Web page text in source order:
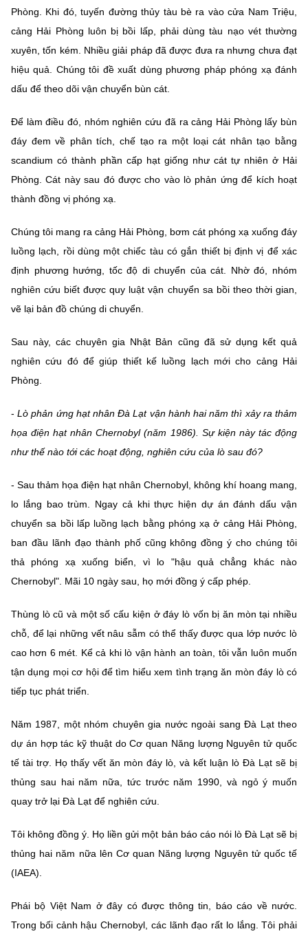
Phòng. Khi đó, tuyến đường thủy tàu bè ra vào cửa Nam Triệu,
cảng Hải Phòng luôn bị bồi lấp, phải dùng tàu nạo vét thường
xuyên, tốn kém. Nhiều giải pháp đã được đưa ra nhưng chưa đạt
hiệu quả. Chúng tôi đề xuất dùng phương pháp phóng xạ đánh
dấu để theo dõi vận chuyển bùn cát.
Để làm điều đó, nhóm nghiên cứu đã ra cảng Hải Phòng lấy bùn
đáy đem về phân tích, chế tạo ra một loại cát nhân tạo bằng
scandium có thành phần cấp hạt giống như cát tự nhiên ở Hải
Phòng. Cát này sau đó được cho vào lò phản ứng để kích hoạt
thành đồng vị phóng xạ.
Chúng tôi mang ra cảng Hải Phòng, bơm cát phóng xạ xuống đáy
luồng lạch, rồi dùng một chiếc tàu có gắn thiết bị định vị để xác
định phương hướng, tốc độ di chuyển của cát. Nhờ đó, nhóm
nghiên cứu biết được quy luật vận chuyển sa bồi theo thời gian,
vẽ lại bản đồ chúng di chuyển.
Sau này, các chuyên gia Nhật Bản cũng đã sử dụng kết quả
nghiên cứu đó để giúp thiết kế luồng lạch mới cho cảng Hải
Phòng.
- Lò phản ứng hạt nhân Đà Lạt vận hành hai năm thì xảy ra thảm
họa điện hạt nhân Chernobyl (năm 1986). Sự kiện này tác động
như thế nào tới các hoạt động, nghiên cứu của lò sau đó?
- Sau thảm họa điện hạt nhân Chernobyl, không khí hoang mang,
lo lắng bao trùm. Ngay cả khi thực hiện dự án đánh dấu vận
chuyển sa bồi lấp luồng lạch bằng phóng xạ ở cảng Hải Phòng,
ban đầu lãnh đạo thành phố cũng không đồng ý cho chúng tôi
thả phóng xạ xuống biển, vì lo "hậu quả chẳng khác nào
Chernobyl". Mãi 10 ngày sau, họ mới đồng ý cấp phép.
Thùng lò cũ và một số cấu kiện ở đáy lò vốn bị ăn mòn tại nhiều
chỗ, để lại những vết nâu sẫm có thể thấy được qua lớp nước lò
cao hơn 6 mét. Kể cả khi lò vận hành an toàn, tôi vẫn luôn muốn
tận dụng mọi cơ hội để tìm hiểu xem tình trạng ăn mòn đáy lò có
tiếp tục phát triển.
Năm 1987, một nhóm chuyên gia nước ngoài sang Đà Lạt theo
dự án hợp tác kỹ thuật do Cơ quan Năng lượng Nguyên tử quốc
tế tài trợ. Họ thấy vết ăn mòn đáy lò, và kết luận lò Đà Lạt sẽ bị
thủng sau hai năm nữa, tức trước năm 1990, và ngỏ ý muốn
quay trở lại Đà Lạt để nghiên cứu.
Tôi không đồng ý. Họ liền gửi một bản báo cáo nói lò Đà Lạt sẽ bị
thủng hai năm nữa lên Cơ quan Năng lượng Nguyên tử quốc tế
(IAEA).
Phái bộ Việt Nam ở đây có được thông tin, báo cáo về nước.
Trong bối cảnh hậu Chernobyl, các lãnh đạo rất lo lắng. Tôi phải